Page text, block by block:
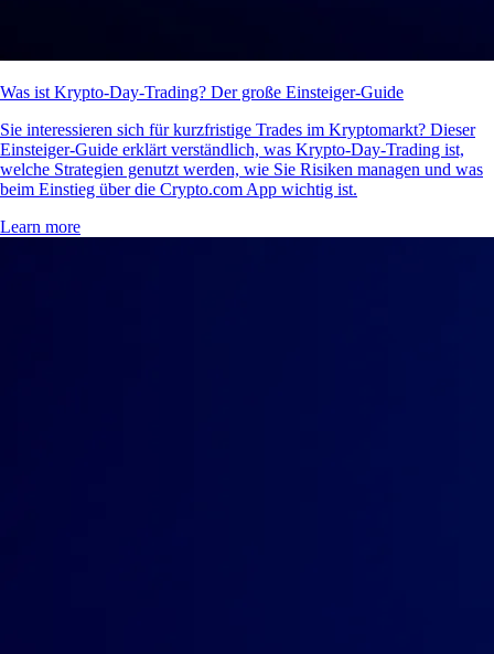
Was ist Krypto-Day-Trading? Der große Einsteiger-Guide
Sie interessieren sich für kurzfristige Trades im Kryptomarkt? Dieser
Einsteiger-Guide erklärt verständlich, was Krypto-Day-Trading ist,
welche Strategien genutzt werden, wie Sie Risiken managen und was
beim Einstieg über die Crypto.com App wichtig ist.
Learn more